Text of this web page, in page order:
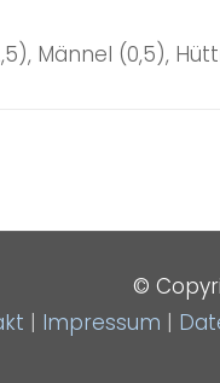
Männel (0,5),
©
| Impressum |